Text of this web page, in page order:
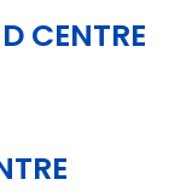
CENTRE